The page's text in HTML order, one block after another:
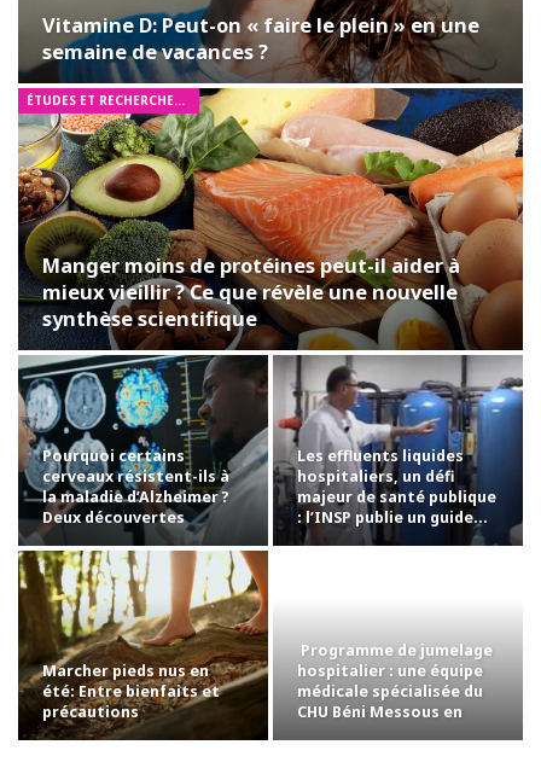
Vitamine D: Peut-on « faire le plein » en une
semaine de vacances ?
ÉTUDES ET RECHERCHES MÉDICALES
Manger moins de protéines peut-il aider à
mieux vieillir ? Ce que révèle une nouvelle
synthèse scientifique
Pourquoi certains
cerveaux résistent-ils à
la maladie d’Alzheimer ?
Deux découvertes
ouvrent de…
Les effluents liquides
hospitaliers, un défi
majeur de santé publique
: l’INSP publie un guide…
Marcher pieds nus en
été: Entre bienfaits et
précautions
Programme de jumelage
hospitalier : une équipe
médicale spécialisée du
CHU Béni Messous en